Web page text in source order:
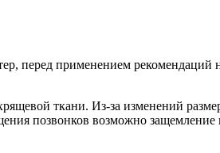
перед применением рекомендаций
ткани. Из-за изменений
позвонков возможно защемление